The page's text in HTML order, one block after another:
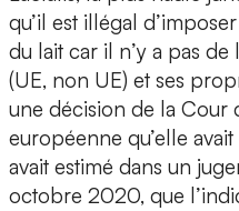
qu’il est illégal
du lait car il n’y a pas
(UE, non UE) et ses
une décision de la Cour
européenne qu’elle
avait estimé dans un
octobre 2020, que